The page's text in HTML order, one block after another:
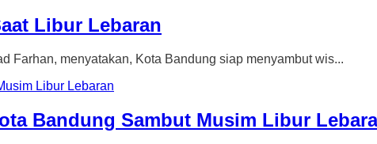
Libur Lebaran
Farhan, menyatakan, Kota Bandung siap menyambut wis...
Bandung Sambut Musim Libur